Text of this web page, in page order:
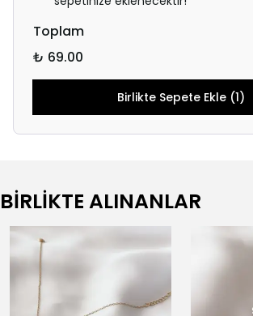
Toplam
₺ 69.00
Birlikte Sepete Ekle (1)
BİRLİKTE ALINANLAR